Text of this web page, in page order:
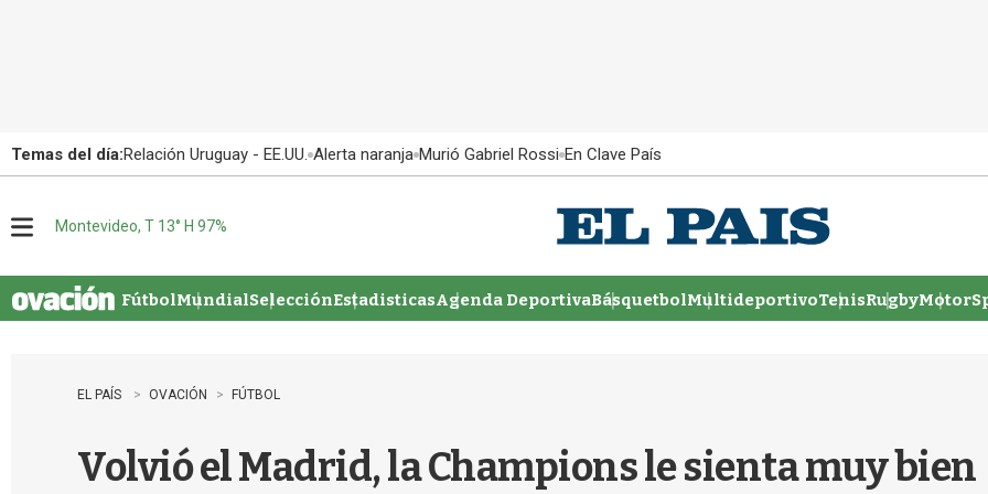
Temas del día:Relación Uruguay - EE.UU. Alerta naranja Murió Gabriel Rossi En Clave País
u
Montevideo, T 13° H 97%
FútbolMundialSelecciónEstadisticasAgenda DeportivaBásquetbolMultideportivoTenisRugby
EL PAÍS OVACIÓN FÚTBOL
Volvió el Madrid, la Champions le sienta muy bien